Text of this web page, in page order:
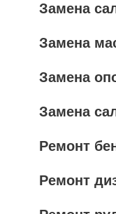
Замена
Замена
Замена
Замена
Ремонт
Ремонт